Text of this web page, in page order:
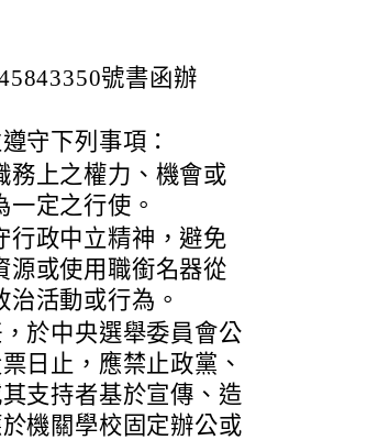
號書函辦
守下列事項：
務上之權力、機會或
定之行使。
行政中立精神，避免
源或使用職銜名器從
活動或行為。
於中央選舉委員會公
日止，應禁止政黨、
支持者基於宣傳、造
機關學校固定辦公或